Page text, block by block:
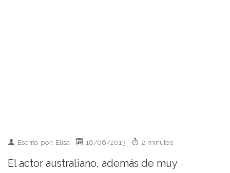
Escrito por: Elisa 18/06/2013 2 minutos
El actor australiano, además de muy